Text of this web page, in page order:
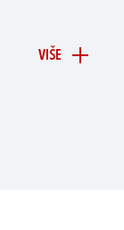
VIŠE